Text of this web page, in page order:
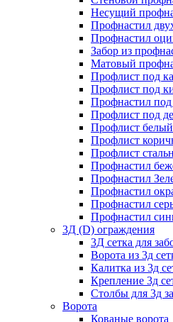
Несущий
Профнастил
Профнастил
Забор из
Матовый
Профлист под
Профлист под
Профнастил под
Профлист под
Профлист белый
Профлист
Профлист
Профнастил
Профнастил
Профнастил
Профнастил
Профнастил
3Д (D) ограждения
3Д сетка для
Ворота из 3д
Калитка из 3д
Крепление 3д
Столбы для 3д
Ворота
Кованые ворота